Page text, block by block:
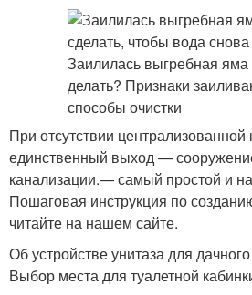
При отсутствии централизованной
единственный выход —
канализации.— самый простой и
Пошаговая инструкция по
читайте на нашем сайте.
Об устройстве унитаза для
Выбор места для туалетной